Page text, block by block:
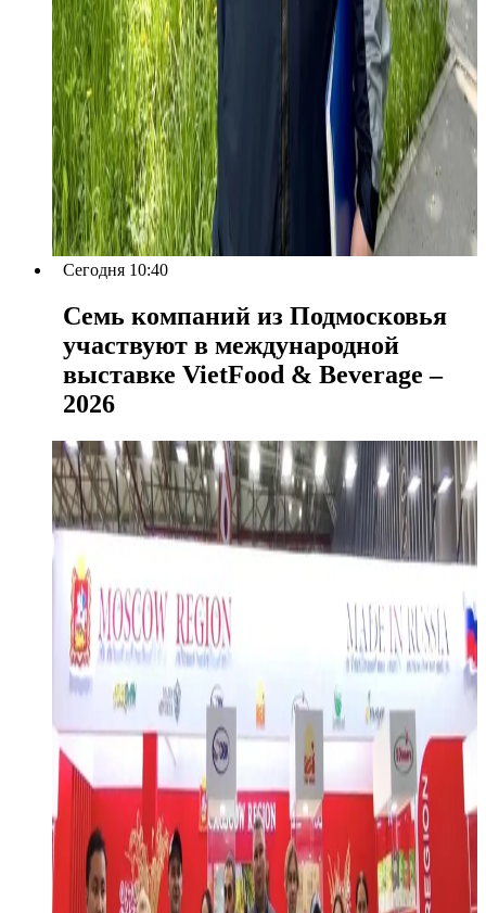
Сегодня 10:40
Семь компаний из Подмосковья
участвуют в международной
выставке VietFood & Beverage –
2026